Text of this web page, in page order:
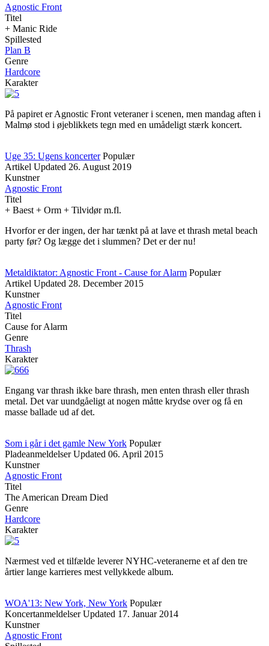
Agnostic Front
Titel
+ Manic Ride
Spillested
Plan B
Genre
Hardcore
Karakter
På papiret er Agnostic Front veteraner i scenen, men mandag aften i
Malmø stod i øjeblikkets tegn med en umådeligt stærk koncert.
Uge 35: Ugens koncerter Populær
Artikel Updated 26. August 2019
Kunstner
Agnostic Front
Titel
+ Baest + Orm + Tilvidør m.fl.
Hvorfor er der ingen, der har tænkt på at lave et thrash metal beach
party før? Og lægge det i slummen? Det er der nu!
Metaldiktator: Agnostic Front - Cause for Alarm Populær
Artikel Updated 28. December 2015
Kunstner
Agnostic Front
Titel
Cause for Alarm
Genre
Thrash
Karakter
Engang var thrash ikke bare thrash, men enten thrash eller thrash
metal. Det var uundgåeligt at nogen måtte krydse over og få en
masse ballade ud af det.
Som i går i det gamle New York Populær
Pladeanmeldelser Updated 06. April 2015
Kunstner
Agnostic Front
Titel
The American Dream Died
Genre
Hardcore
Karakter
Nærmest ved et tilfælde leverer NYHC-veteranerne et af den tre
årtier lange karrieres mest vellykkede album.
WOA'13: New York, New York Populær
Koncertanmeldelser Updated 17. Januar 2014
Kunstner
Agnostic Front